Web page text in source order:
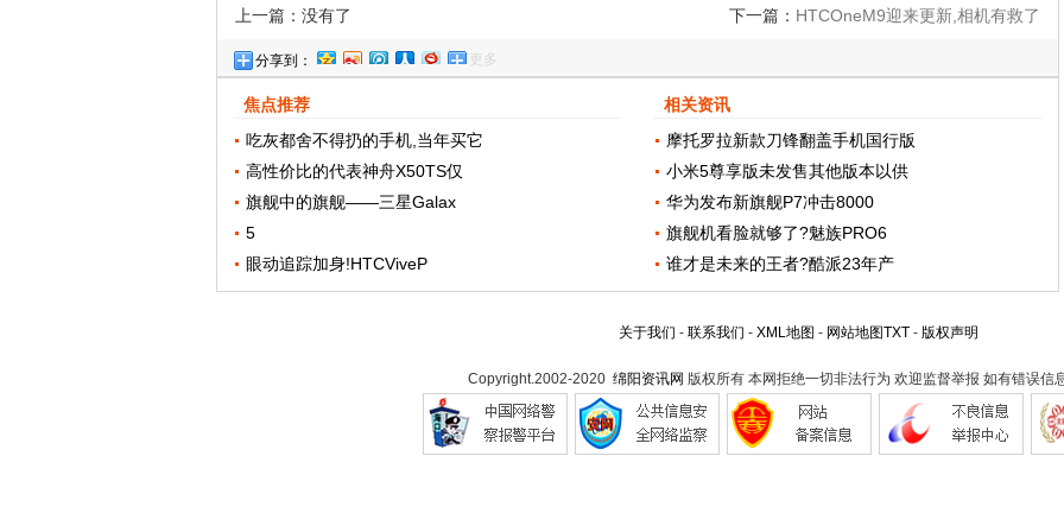
上一篇：没有了 下一篇： HTCOneM9迎来更新,相机有救了
分享到： 更多
焦点推荐
吃灰都舍不得扔的手机,当年买它
高性价比的代表神舟X50TS仅
旗舰中的旗舰——三星Galax
5
眼动追踪加身!HTCViveP
相关资讯
摩托罗拉新款刀锋翻盖手机国行版
小米5尊享版未发售其他版本以供
华为发布新旗舰P7冲击8000
旗舰机看脸就够了?魅族PRO6
谁才是未来的王者?酷派23年产
关于我们 - 联系我们 - XML地图 - 网站地图TXT- 版权声明
Copyright.2002-2020 绵阳资讯网 版权所有 本网拒绝一切非法行为 欢迎监督举报 如有错误信